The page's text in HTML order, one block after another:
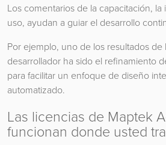
Los comentarios de la capacitación,
uso, ayudan a guiar el desarrollo
Por ejemplo, uno de los resultados
desarrollador ha sido el refinamiento
para facilitar un enfoque de diseño
automatizado.
Las licencias de Maptek
funcionan donde usted